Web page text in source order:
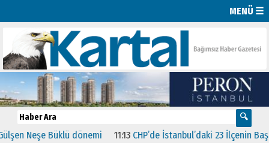
MENÜ ☰
Büklü dönemi 11:13 CHP’de İstanbul’daki 23 İlçenin Başkanları